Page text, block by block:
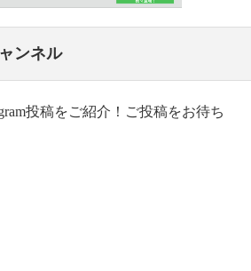
ンネル
投稿をご紹介！ご投稿をお待ち